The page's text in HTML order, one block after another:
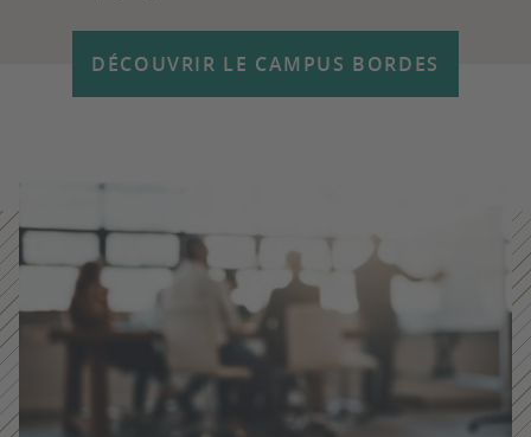
DÉCOUVRIR LE CAMPUS BORDES